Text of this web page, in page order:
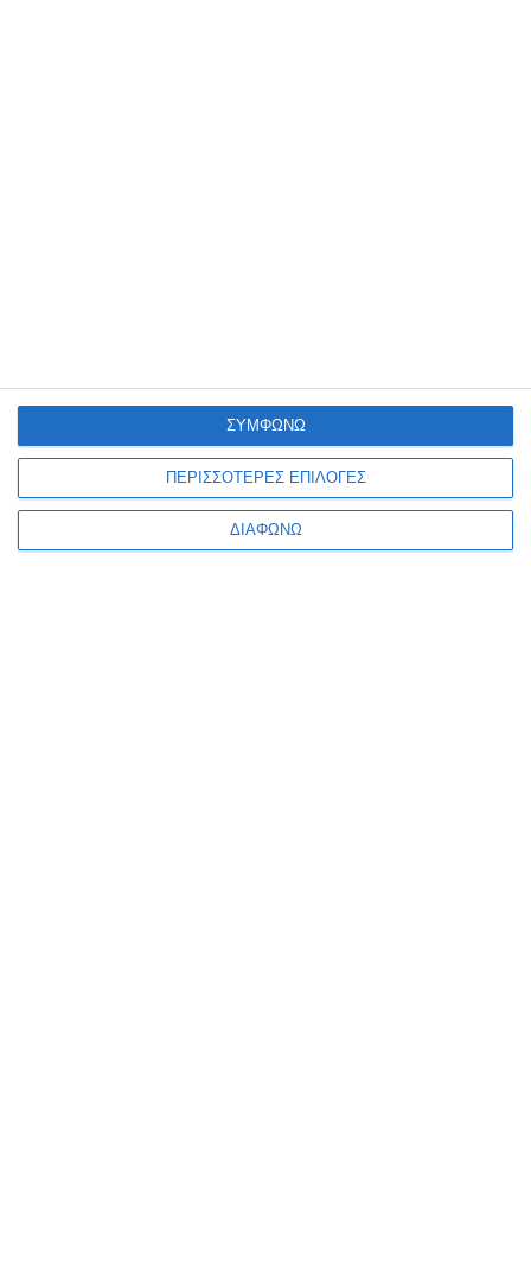
ΠΕΡΙΣΣΟΤΕΡΕΣ ΕΠΙΛΟΓΕΣ
ΔΙΑΦΩΝΩ
ΣΥΜΦΩΝΩ